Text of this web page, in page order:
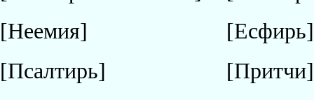
[Неемия]
[Есфирь]
[Псалтирь]
[Притчи]